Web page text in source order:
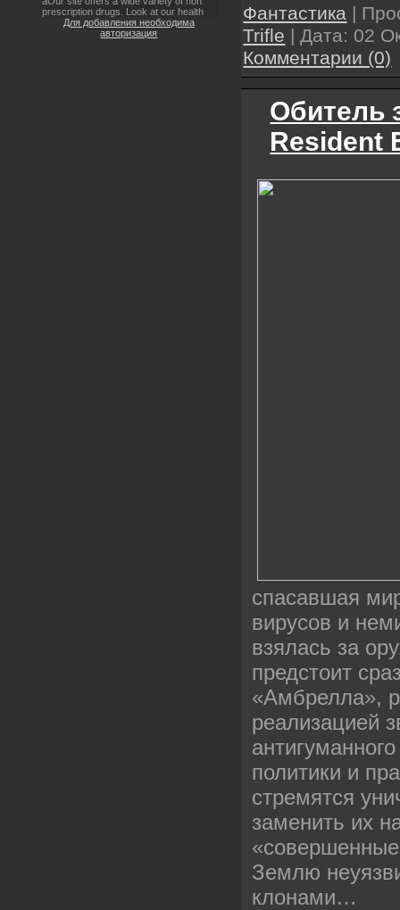
Для добавления необходима
авторизация
Фантастика |
Trifle | Дата: 02
Комментарии (0)
Обитель
Resident
спасавшая
вирусов и
взялась за
предстоит
«Амбрелла»,
реализацией
политики и
стремятся
заменить их
Землю
клонами…